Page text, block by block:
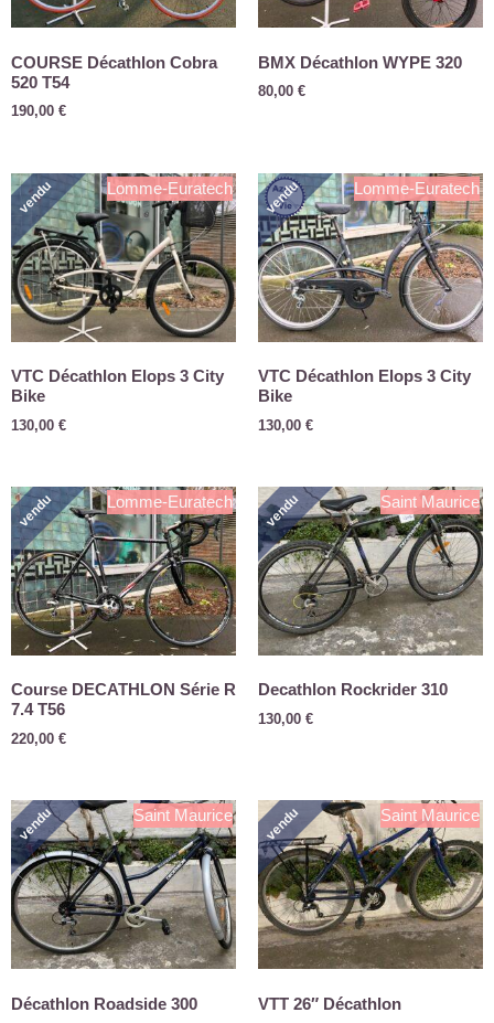
COURSE Décathlon Cobra
520 T54
190,00 €
BMX Décathlon WYPE 320
80,00 €
Lomme-Euratech
vendu
VTC Décathlon Elops 3 City
Bike
130,00 €
Lomme-Euratech
vendu
VTC Décathlon Elops 3 City
Bike
130,00 €
Lomme-Euratech
vendu
Course DECATHLON Série R
7.4 T56
220,00 €
Saint Maurice
vendu
Decathlon Rockrider 310
130,00 €
Saint Maurice
vendu
Décathlon Roadside 300
Saint Maurice
vendu
VTT 26″ Décathlon